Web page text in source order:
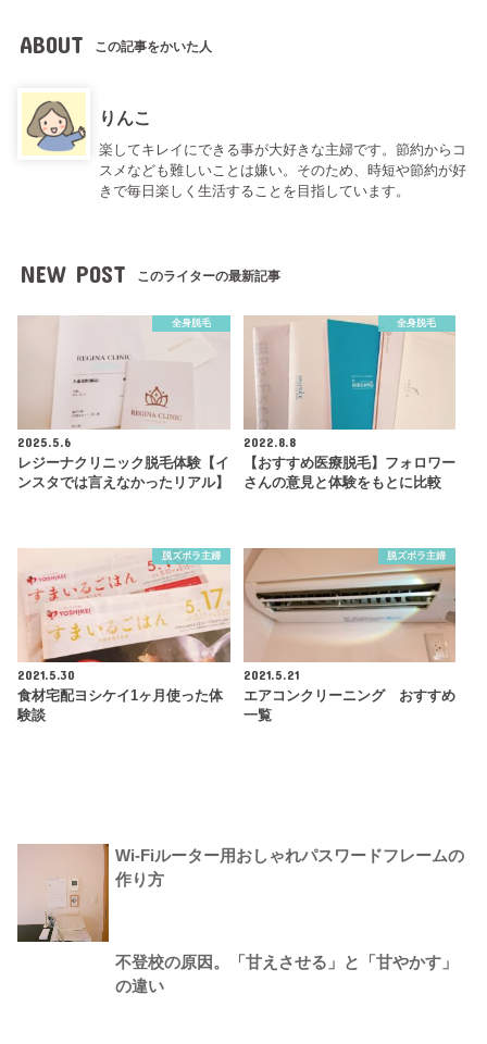
ABOUT この記事をかいた人
りんこ
楽してキレイにできる事が大好きな主婦です。節約からコ
スメなども難しいことは嫌い。そのため、時短や節約が好
きで毎日楽しく生活することを目指しています。
NEW POST このライターの最新記事
全身脱毛
2025.5.6
レジーナクリニック脱毛体験【イ
ンスタでは言えなかったリアル】
全身脱毛
2022.8.8
【おすすめ医療脱毛】フォロワー
さんの意見と体験をもとに比較
脱ズボラ主婦
2021.5.30
食材宅配ヨシケイ1ヶ月使った体
験談
脱ズボラ主婦
2021.5.21
エアコンクリーニング おすすめ
一覧
Wi-Fiルーター用おしゃれパスワードフレームの
作り方
不登校の原因。「甘えさせる」と「甘やかす」
の違い